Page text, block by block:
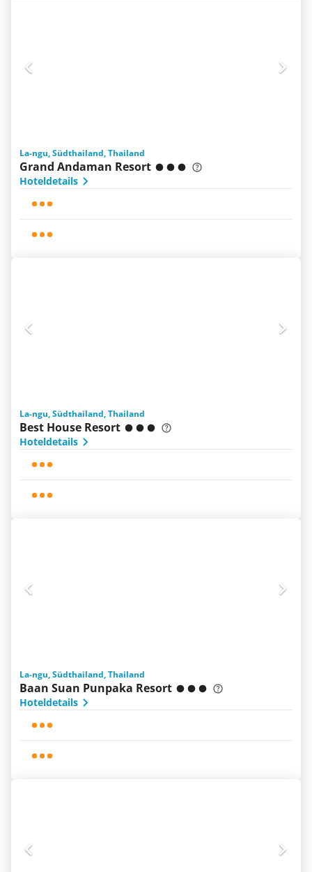
La-ngu, Südthailand, Thailand
Grand Andaman Resort
Hoteldetails
La-ngu, Südthailand, Thailand
Best House Resort
Hoteldetails
La-ngu, Südthailand, Thailand
Baan Suan Punpaka Resort
Hoteldetails